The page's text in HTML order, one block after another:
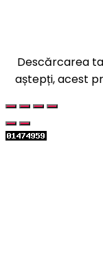
Descărcarea
aștepți, acest